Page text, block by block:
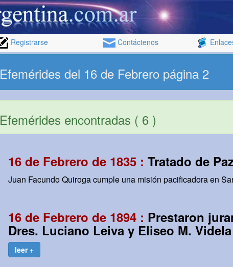
Registrarse Contáctenos
Efemérides del 16 de Febrero página 2
Efemérides encontradas ( 6 )
16 de Febrero de 1835 : Tratado de
Juan Facundo Quiroga cumple una misión pacificadora en
16 de Febrero de 1894 : Prestaron
Dres. Luciano Leiva y Eliseo M. Videla
leer +